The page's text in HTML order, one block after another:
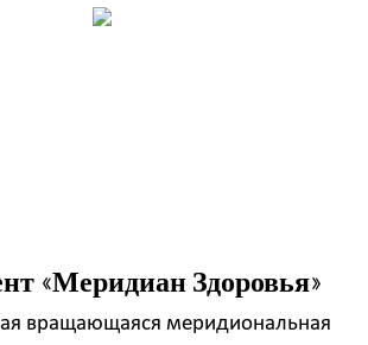
«Меридиан Здоровья»
вращающаяся меридиональная